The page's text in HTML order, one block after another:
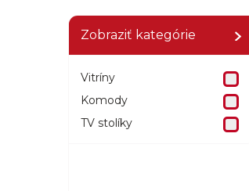
Zobraziť kategórie
Vitríny
Komody
TV stolíky